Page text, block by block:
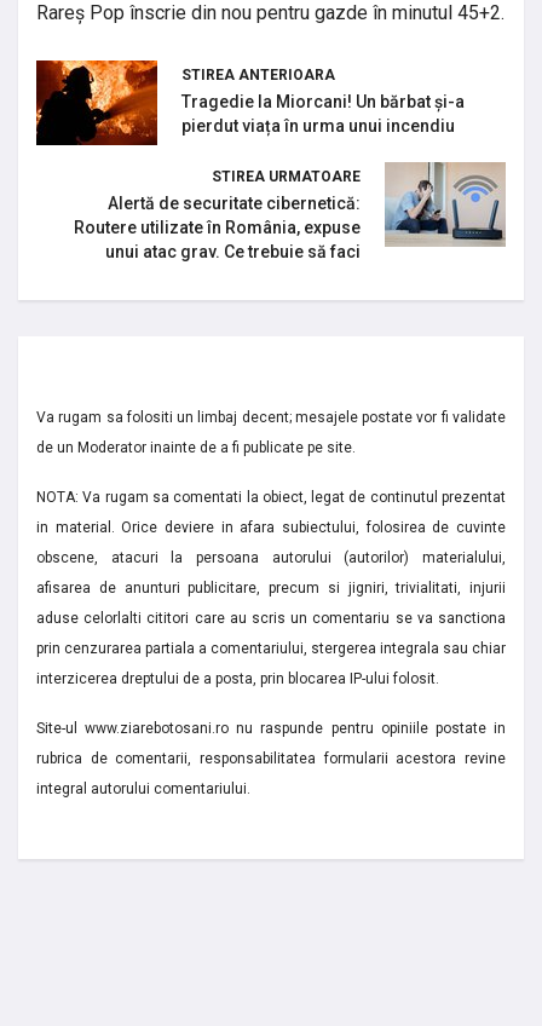
Rareș Pop înscrie din nou pentru gazde în minutul 45+2.
STIREA ANTERIOARA
Tragedie la Miorcani! Un bărbat și-a
pierdut viața în urma unui incendiu
STIREA URMATOARE
Alertă de securitate cibernetică:
Routere utilizate în România, expuse
unui atac grav. Ce trebuie să faci
Va rugam sa folositi un limbaj decent; mesajele postate vor fi validate
de un Moderator inainte de a fi publicate pe site.
NOTA: Va rugam sa comentati la obiect, legat de continutul prezentat
in material. Orice deviere in afara subiectului, folosirea de cuvinte
obscene, atacuri la persoana autorului (autorilor) materialului,
afisarea de anunturi publicitare, precum si jigniri, trivialitati, injurii
aduse celorlalti cititori care au scris un comentariu se va sanctiona
prin cenzurarea partiala a comentariului, stergerea integrala sau chiar
interzicerea dreptului de a posta, prin blocarea IP-ului folosit.
Site-ul www.ziarebotosani.ro nu raspunde pentru opiniile postate in
rubrica de comentarii, responsabilitatea formularii acestora revine
integral autorului comentariului.